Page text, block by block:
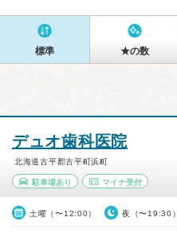
標準 ★の数
デュオ歯科医院
北海道古平郡古平町浜町
駐車場あり マイナ受付
土曜（〜12:00） 夜（〜19:30）